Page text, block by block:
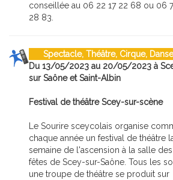
conseillée au 06 22 17 22 68 ou 06
28 83.
Spectacle, Théâtre, Cirque,
Du 13/05/2023 au 20/05/2023 à
sur Saône et Saint-Albin
Festival de théâtre Scey-sur-scène
Le Sourire sceycolais organise
chaque année un festival de théâtre
semaine de l'ascension à la salle des
fêtes de Scey-sur-Saône. Tous les
une troupe de théâtre se produit sur